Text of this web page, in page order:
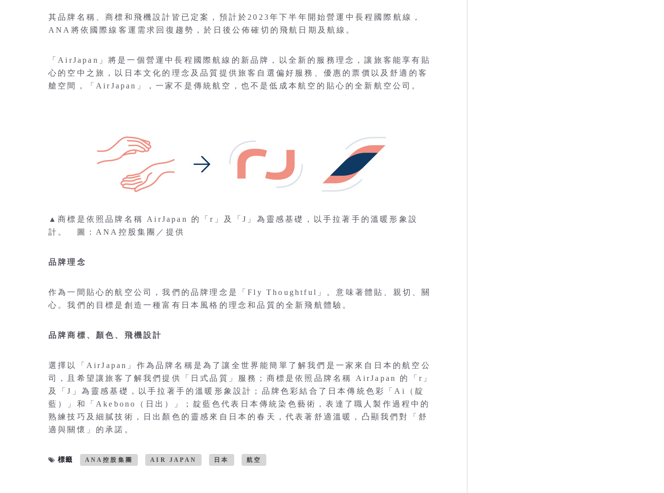
其品牌名稱、商標和飛機設計皆已定案，預計於2023年下半年開始營運中長程國際航線，
ANA將依國際線客運需求回復趨勢，於日後公佈確切的飛航日期及航線。
「AirJapan」將是一個營運中長程國際航線的新品牌，以全新的服務理念，讓旅客能享有貼
心的空中之旅，以日本文化的理念及品質提供旅客自選偏好服務、優惠的票價以及舒適的客
艙空間，「AirJapan」，一家不是傳統航空，也不是低成本航空的貼心的全新航空公司。
▲商標是依照品牌名稱 AirJapan 的「r」及「J」為靈感基礎，以手拉著手的溫暖形象設
計。 圖：ANA控股集團／提供
品牌理念
作為一間貼心的航空公司，我們的品牌理念是「Fly Thoughtful」。意味著體貼、親切、關
心。我們的目標是創造一種富有日本風格的理念和品質的全新飛航體驗。
品牌商標、顏色、飛機設計
選擇以「AirJapan」作為品牌名稱是為了讓全世界能簡單了解我們是一家來自日本的航空公
司，且希望讓旅客了解我們提供「日式品質」服務；商標是依照品牌名稱 AirJapan 的「r」
及「J」為靈感基礎，以手拉著手的溫暖形象設計；品牌色彩結合了日本傳統色彩「Ai（靛
藍）」和「Akebono（日出）」；靛藍色代表日本傳統染色藝術，表達了職人製作過程中的
熟練技巧及細膩技術，日出顏色的靈感來自日本的春天，代表著舒適溫暖，凸顯我們對「舒
適與關懷」的承諾。
標籤 ANA控股集團 AIR JAPAN 日本 航空